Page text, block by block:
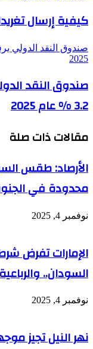
كيفية إرسال
2025
صندوق النقد
3.2 % عام 2025
مقالات ذات صلة
الأرصاد: طقس
محدودة في
نوفمبر 4, 2025
الإمارات تفرض
السودان..
نوفمبر 4, 2025
نهر النيل تجيز